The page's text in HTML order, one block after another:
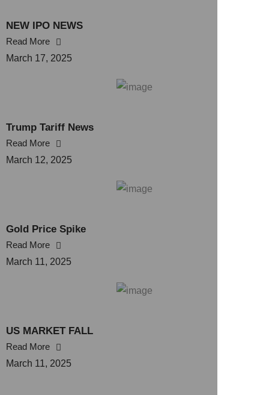
NEW IPO NEWS
Read More
March 17, 2025
Trump Tariff News
Read More
March 12, 2025
Gold Price Spike
Read More
March 11, 2025
US MARKET FALL
Read More
March 11, 2025